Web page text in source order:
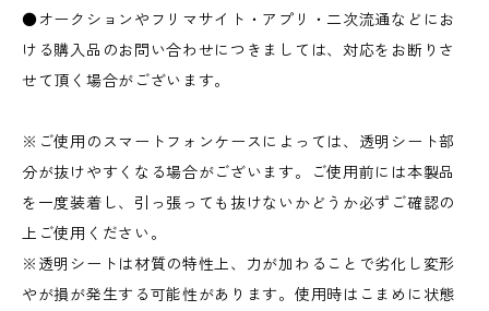
●オークションやフリマサイト・アプリ・二次流通などにお
ける購入品のお問い合わせにつきましては、対応をお断りさ
せて頂く場合がございます。
※ご使用のスマートフォンケースによっては、透明シート部
分が抜けやすくなる場合がございます。ご使用前には本製品
を一度装着し、引っ張っても抜けないかどうか必ずご確認の
上ご使用ください。
※透明シートは材質の特性上、力が加わることで劣化し変形
やが損が発生する可能性があります。使用時はこまめに状態